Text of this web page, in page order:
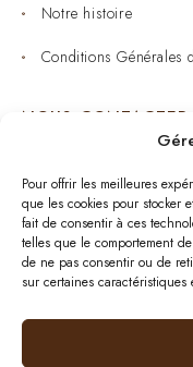
Pour offrir les meilleures
que les cookies pour stocker
fait de consentir à ces
telles que le comportement
de ne pas consentir ou de
sur certaines caractéristiques
Notre histoire
Conditions Générales
NOUS CONTACTER
Bijouterie : 05 53
Mardi au Samedi: